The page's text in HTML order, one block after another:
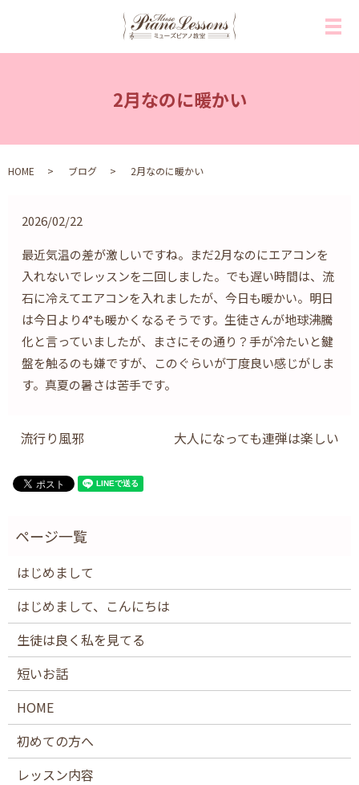
メ
2月なのに暖かい
HOME ブログ 2月なのに暖かい
2026/02/22
最近気温の差が激しいですね。まだ2月なのにエアコンを
入れないでレッスンを二回しました。でも遅い時間は、流
石に冷えてエアコンを入れましたが、今日も暖かい。明日
は今日より4°も暖かくなるそうです。生徒さんが地球沸騰
化と言っていましたが、まさにその通り？手が冷たいと鍵
盤を触るのも嫌ですが、このぐらいが丁度良い感じがしま
す。真夏の暑さは苦手です。
流行り風邪 大人になっても連弾は楽しい
はじめまして
はじめまして、こんにちは
生徒は良く私を見てる
短いお話
HOME
初めての方へ
レッスン内容